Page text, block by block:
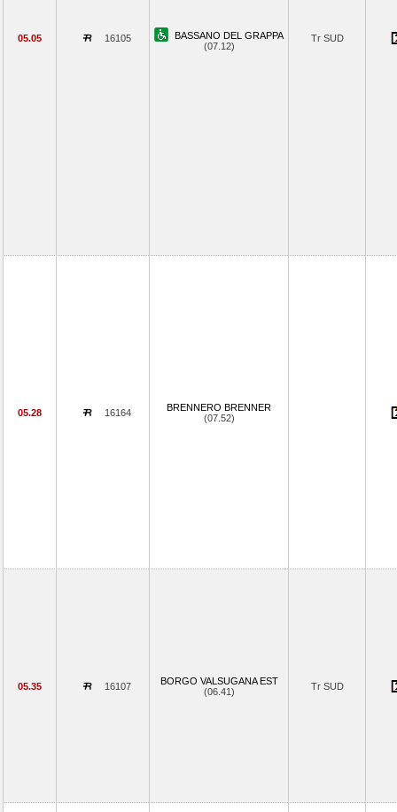
05.05 16105
BASSANO DEL GRAPPA
(07.12)
Tr SUD
05.28 16164
BRENNERO BRENNER
(07.52)
05.35 16107
BORGO VALSUGANA EST
(06.41)
Tr SUD